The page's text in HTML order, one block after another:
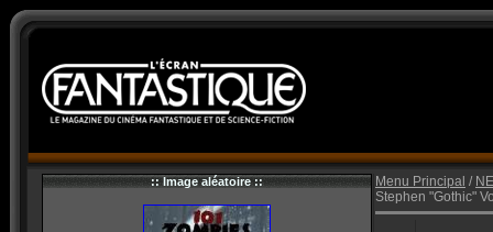
:: Image aléatoire :: Menu Principal /
Stephen "Gothic"